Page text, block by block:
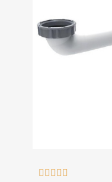
    